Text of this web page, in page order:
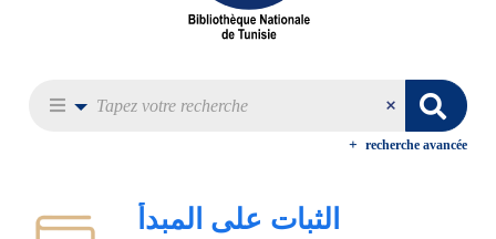
recherche avancée
الثبات على المبدأ